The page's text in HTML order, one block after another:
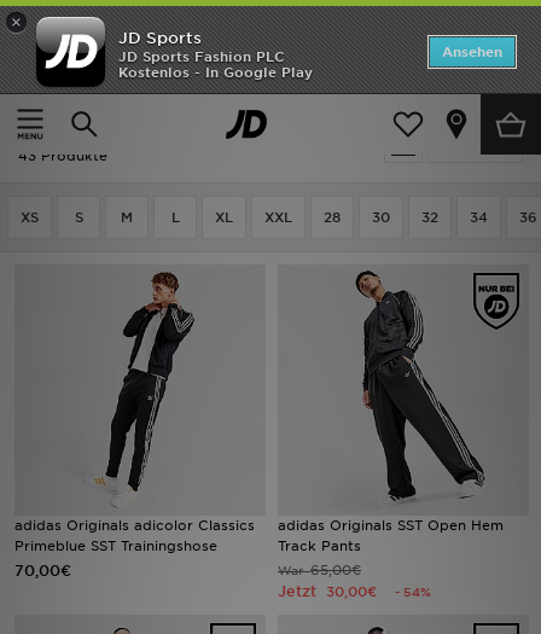
×
JD Sports
JD Sports Fashion PLC
Kostenlos - In Google Play
Ansehen
Startseite
Herren Herrenbekleidung Jogginghosen
verfeinern
Herren - Adidas Jogginghosen
43 Produkte
XS S M L XL XXL 28 30 32 34 36
adidas Originals adicolor Classics
Primeblue SST Trainingshose
70,00€
adidas Originals SST Open Hem
Track Pants
War65,00€
Jetzt 30,00€ - 54%
Startseite
ANGEBOTE
Marken
Bestsellers
JD Exklusives
Fußball